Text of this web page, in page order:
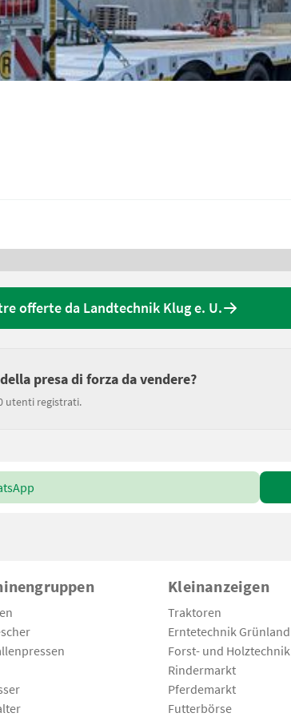
offerte da Landtechnik Klug e. U.
presa di forza da vendere?
utenti registrati.
Kleinanzeigen
Traktoren
Erntetechnik Grünland
Forst- und Holztechnik
Rindermarkt
Pferdemarkt
Futterbörse